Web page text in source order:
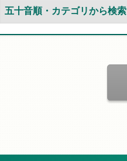
五十音順・カテゴリから検索